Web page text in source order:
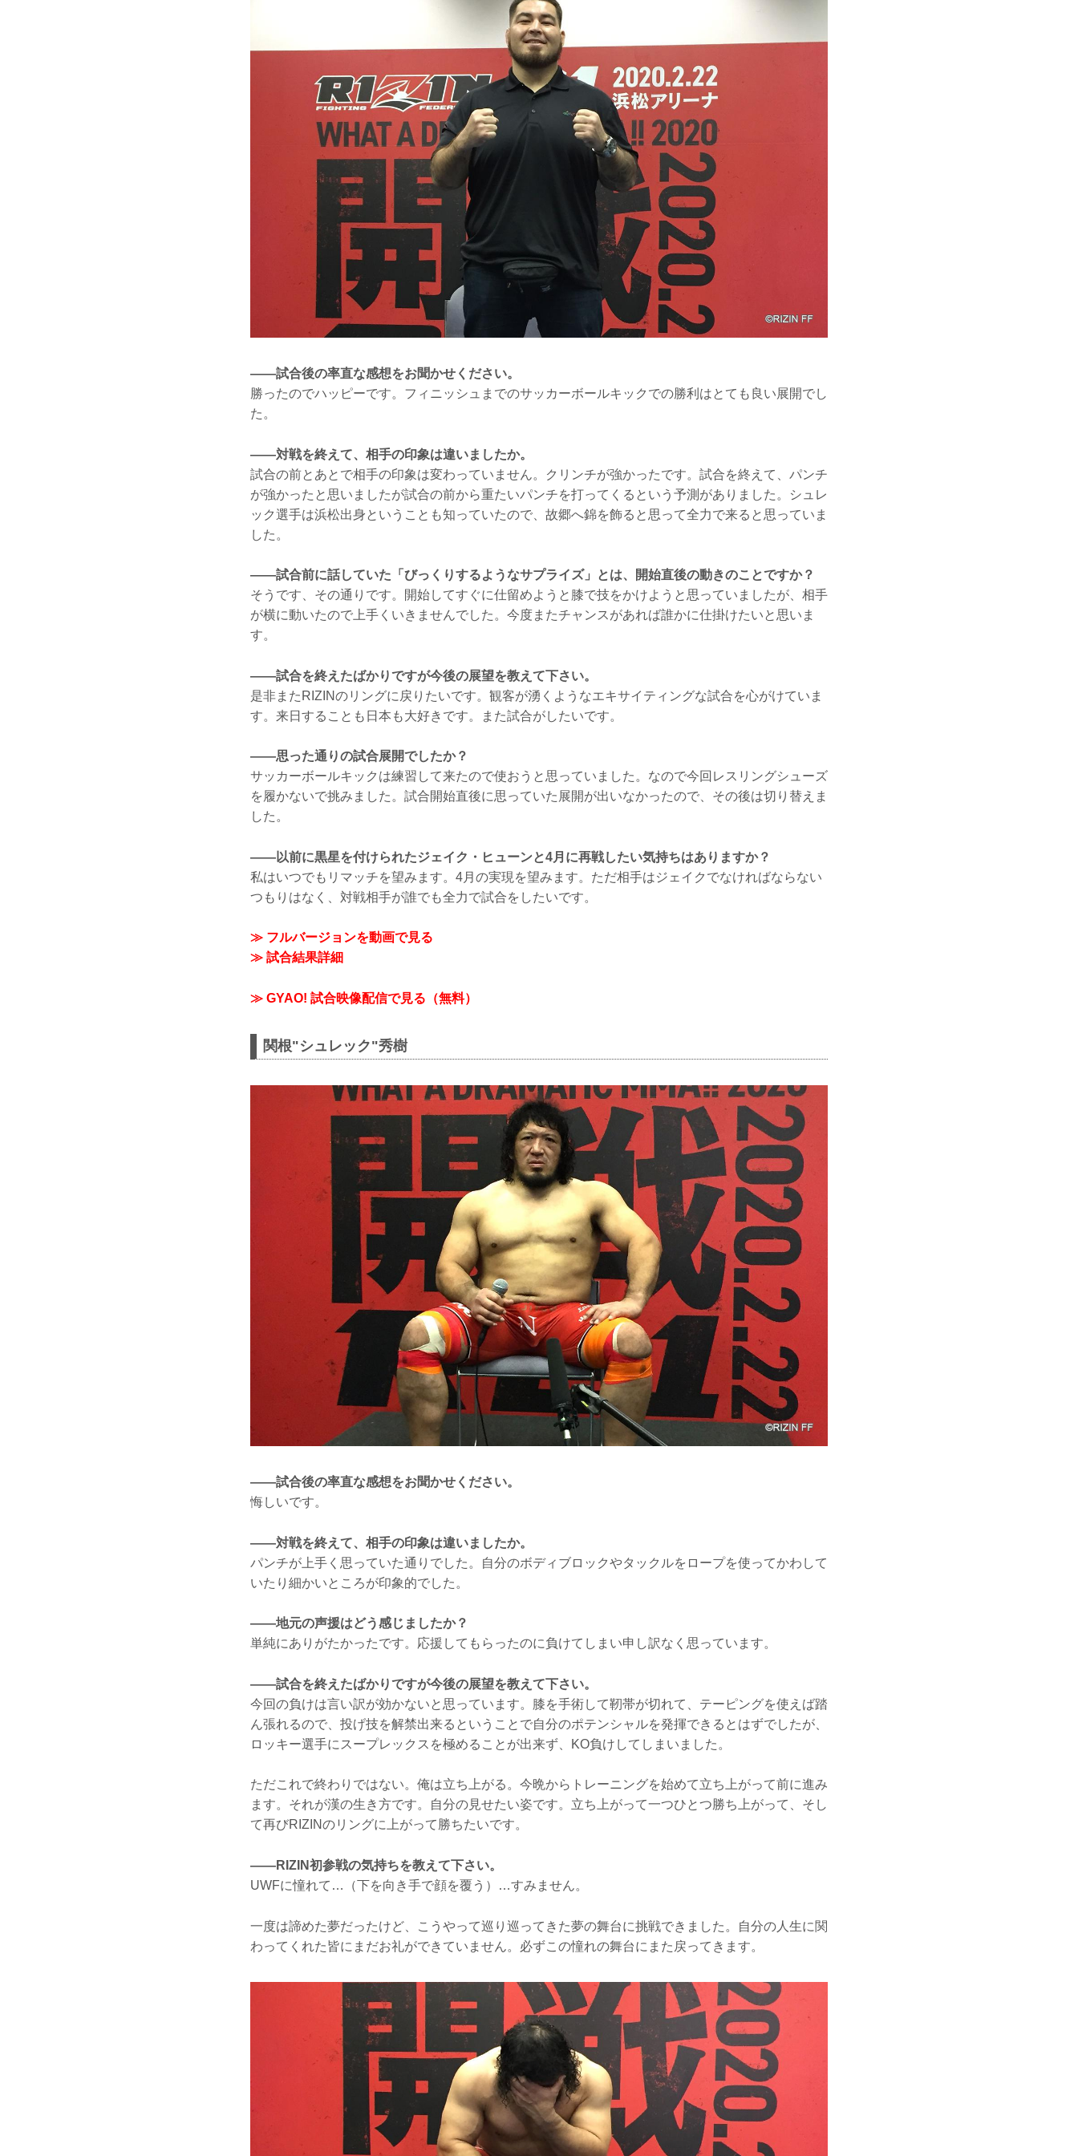
——試合後の率直な感想をお聞かせください。
勝ったのでハッピーです。フィニッシュまでのサッカーボールキックでの勝利はとても良い展開でし
た。
——対戦を終えて、相手の印象は違いましたか。
試合の前とあとで相手の印象は変わっていません。クリンチが強かったです。試合を終えて、パンチ
が強かったと思いましたが試合の前から重たいパンチを打ってくるという予測がありました。シュレ
ック選手は浜松出身ということも知っていたので、故郷へ錦を飾ると思って全力で来ると思っていま
した。
——試合前に話していた「びっくりするようなサプライズ」とは、開始直後の動きのことですか？
そうです、その通りです。開始してすぐに仕留めようと膝で技をかけようと思っていましたが、相手
が横に動いたので上手くいきませんでした。今度またチャンスがあれば誰かに仕掛けたいと思いま
す。
——試合を終えたばかりですが今後の展望を教えて下さい。
是非またRIZINのリングに戻りたいです。観客が湧くようなエキサイティングな試合を心がけていま
す。来日することも日本も大好きです。また試合がしたいです。
——思った通りの試合展開でしたか？
サッカーボールキックは練習して来たので使おうと思っていました。なので今回レスリングシューズ
を履かないで挑みました。試合開始直後に思っていた展開が出いなかったので、その後は切り替えま
した。
——以前に黒星を付けられたジェイク・ヒューンと4月に再戦したい気持ちはありますか？
私はいつでもリマッチを望みます。4月の実現を望みます。ただ相手はジェイクでなければならない
つもりはなく、対戦相手が誰でも全力で試合をしたいです。
≫ フルバージョンを動画で見る
≫ 試合結果詳細
≫ GYAO! 試合映像配信で見る（無料）
関根"シュレック"秀樹
——試合後の率直な感想をお聞かせください。
悔しいです。
——対戦を終えて、相手の印象は違いましたか。
パンチが上手く思っていた通りでした。自分のボディブロックやタックルをロープを使ってかわして
いたり細かいところが印象的でした。
——地元の声援はどう感じましたか？
単純にありがたかったです。応援してもらったのに負けてしまい申し訳なく思っています。
——試合を終えたばかりですが今後の展望を教えて下さい。
今回の負けは言い訳が効かないと思っています。膝を手術して靭帯が切れて、テーピングを使えば踏
ん張れるので、投げ技を解禁出来るということで自分のポテンシャルを発揮できるとはずでしたが、
ロッキー選手にスープレックスを極めることが出来ず、KO負けしてしまいました。
ただこれで終わりではない。俺は立ち上がる。今晩からトレーニングを始めて立ち上がって前に進み
ます。それが漢の生き方です。自分の見せたい姿です。立ち上がって一つひとつ勝ち上がって、そし
て再びRIZINのリングに上がって勝ちたいです。
——RIZIN初参戦の気持ちを教えて下さい。
UWFに憧れて…（下を向き手で顔を覆う）…すみません。
一度は諦めた夢だったけど、こうやって巡り巡ってきた夢の舞台に挑戦できました。自分の人生に関
わってくれた皆にまだお礼ができていません。必ずこの憧れの舞台にまた戻ってきます。